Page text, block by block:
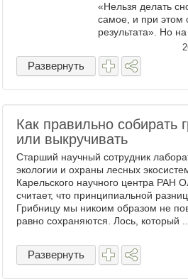
«Нельзя делать
самое, и при этом
результата». Но
нас знает – из
жизнь устроена
Развернуть
Как правильно собирать
или выкручивать
Старший научный сотрудник
экологии и охраны лесных
Карельского научного центра РАН
считает, что принципиальной
Грибницу мы никоим образом не
равно сохраняются. Лось, который ...
Развернуть